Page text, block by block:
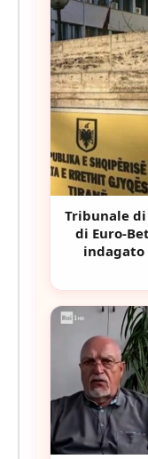
Tribunale
di Euro-